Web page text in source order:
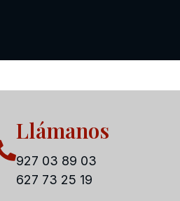
Llámanos
927 03 89 03
627 73 25 19